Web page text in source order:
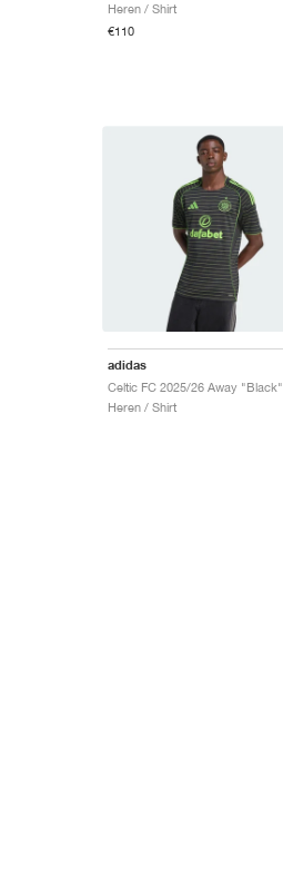
Heren / Shirt
€110
adidas
Celtic FC 2025/26 Away "Black"
Heren / Shirt